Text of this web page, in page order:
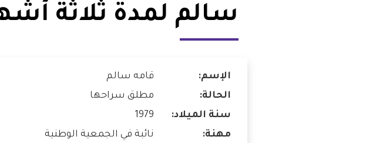
مصر
الكويت
شواغر
سالم لمدة ثلاثة
الإسم:
قامه سالم
الحالة:
مطلق سراحها
سنة الميلاد:
1979
مهنة:
نائبة في الجمعية الوطنية